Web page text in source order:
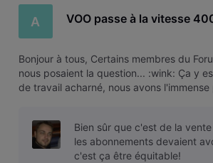
A VOO passe à la vitesse
Bonjour à tous, Certains membres du
nous posaient la question... :wink: Ça y
de travail acharné, nous avons
premiers
Bien sûr que c'est de la
les abonnements devaient
c'est ça être équitable!